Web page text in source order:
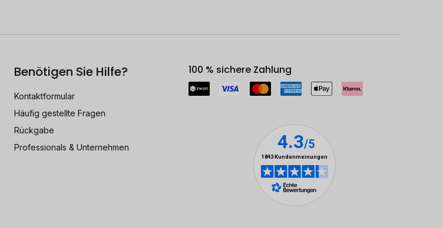
Benötigen Sie Hilfe?
Kontaktformular
Häufig gestellte Fragen
Rückgabe
Professionals & Unternehmen
100 % sichere Zahlung